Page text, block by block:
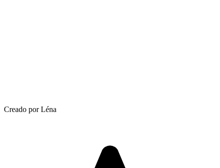
Creado por Léna